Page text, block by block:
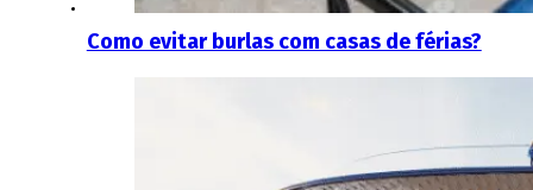
Como evitar burlas com casas de férias?